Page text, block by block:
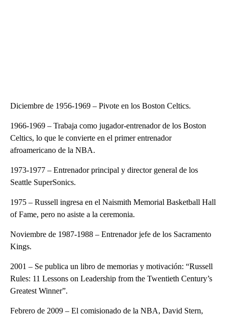
Diciembre de 1956-1969 – Pivote en los Boston Celtics.
1966-1969 – Trabaja como jugador-entrenador de los Boston
Celtics, lo que le convierte en el primer entrenador
afroamericano de la NBA.
1973-1977 – Entrenador principal y director general de los
Seattle SuperSonics.
1975 – Russell ingresa en el Naismith Memorial Basketball Hall
of Fame, pero no asiste a la ceremonia.
Noviembre de 1987-1988 – Entrenador jefe de los Sacramento
Kings.
2001 – Se publica un libro de memorias y motivación: “Russell
Rules: 11 Lessons on Leadership from the Twentieth Century’s
Greatest Winner”.
Febrero de 2009 – El comisionado de la NBA, David Stern,